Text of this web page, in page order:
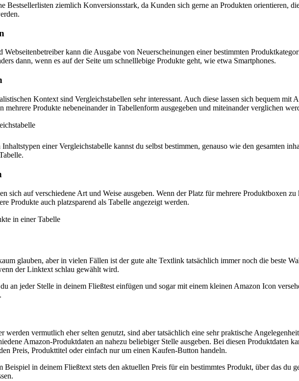
Bestsellerlisten ziemlich Konversionsstark, da Kunden sich gerne an Produkten orientieren,
kann die Ausgabe von Neuerscheinungen einer bestimmten
dann, wenn es auf der Seite um schnelllebige Produkte geht, wie etwa Smartphones.
Kontext sind Vergleichstabellen sehr interessant. Auch diese lassen sich bequem mit
mehrere Produkte nebeneinander in Tabellenform ausgegeben und miteinander verglichen
einer Vergleichstabelle kannst du selbst bestimmen, genauso wie den gesamten
sich auf verschiedene Art und Weise ausgeben. Wenn der Platz für mehrere Produktboxen zu
Produkte auch platzsparend als Tabelle angezeigt werden.
glauben, aber in vielen Fällen ist der gute alte Textlink tatsächlich immer noch die beste
der Linktext schlau gewählt wird.
an jeder Stelle in deinem Fließtest einfügen und sogar mit einem kleinen Amazon Icon
werden vermutlich eher selten genutzt, sind aber tatsächlich eine sehr praktische
Amazon-Produktdaten an nahezu beliebiger Stelle ausgeben. Bei diesen Produktdaten
Preis, Produkttitel oder einfach nur um einen Kaufen-Button handeln.
Beispiel in deinem Fließtext stets den aktuellen Preis für ein bestimmtes Produkt, über das du